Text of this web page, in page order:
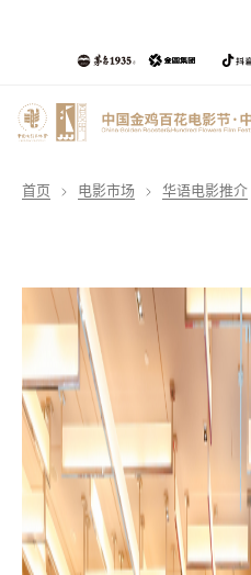
首页 电影市场 华语电影推介